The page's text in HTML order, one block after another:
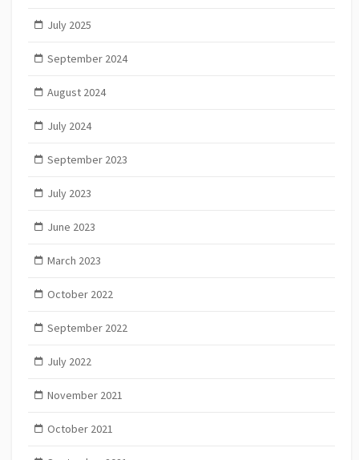
July 2025
September 2024
August 2024
July 2024
September 2023
July 2023
June 2023
March 2023
October 2022
September 2022
July 2022
November 2021
October 2021